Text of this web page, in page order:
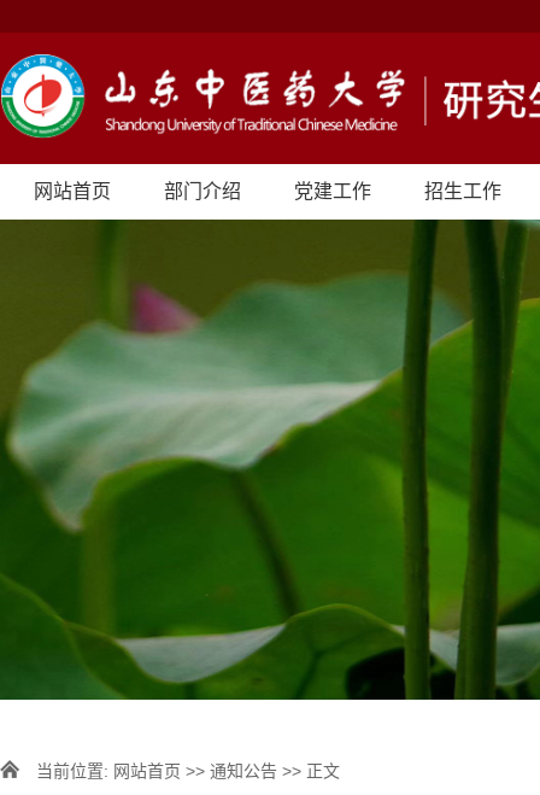
网站首页 部门介绍 党建工作 招生工作
当前位置: 网站首页 >> 通知公告 >> 正文